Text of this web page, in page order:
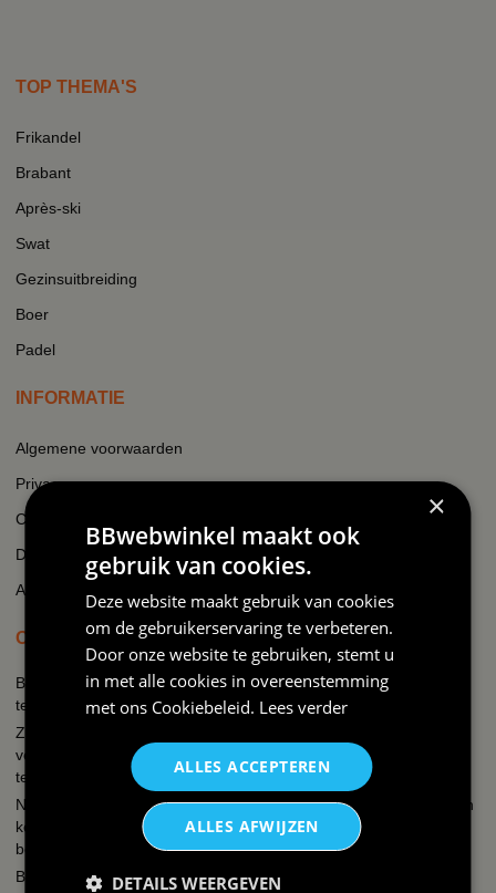
TOP THEMA'S
Frikandel
Brabant
Après-ski
Swat
Gezinsuitbreiding
Boer
Padel
INFORMATIE
Algemene voorwaarden
Privacy
Cookie beleid
Disclaimer
AI-transparantieverklaring
OVER BBWEBWINKEL.NL
BBwebwinkel is een webshop die zich richt op alles wat met feest
te maken heeft en bedrukking van textiel en keramiek!
Zo kun je bij ons terecht voor een uitgebreid assortiment
verkleedkleding kostuums, brillen, fun t-shirts, hoeden, mokken,
tegeltjes, petjes, schorten.
Naast de verkleedkleding hebben wij een eigen textieldrukkerij en
keramiekdrukkerij. Een grappige tekst, een slogan, een quote je
bedrijfslogo, een naam, foto of een unieke print?
Bij ons kun je simpel en snel kleding bedrukken, mokken, petjes,
×
BBwebwinkel maakt ook
gebruik van cookies.
Deze website maakt gebruik van cookies
om de gebruikerservaring te verbeteren.
Door onze website te gebruiken, stemt u
in met alle cookies in overeenstemming
met ons Cookiebeleid. Lees verder
ALLES ACCEPTEREN
ALLES AFWIJZEN
DETAILS WEERGEVEN